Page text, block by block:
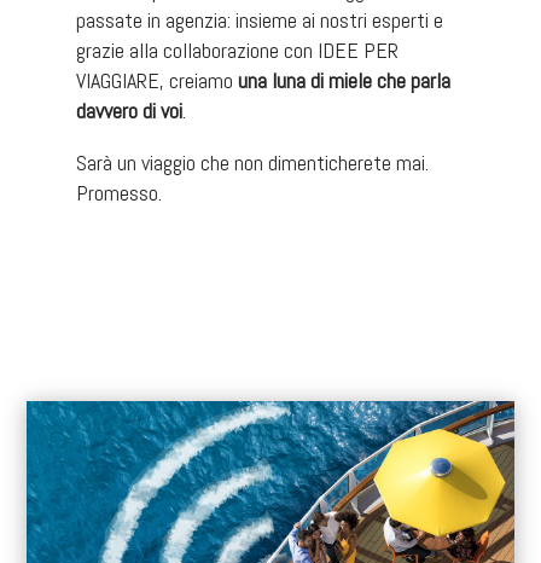
passate in agenzia: insieme ai nostri esperti e
grazie alla collaborazione con IDEE PER
VIAGGIARE, creiamo una luna di miele che parla
davvero di voi.
Sarà un viaggio che non dimenticherete mai.
Promesso.